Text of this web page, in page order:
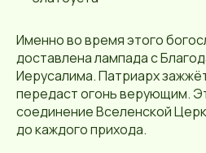
Именно во время этого
доставлена лампада с
Иерусалима. Патриарх
передаст огонь верующим.
соединение Вселенской
до каждого прихода.